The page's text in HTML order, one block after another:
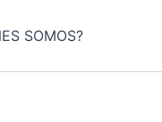
SOMOS?